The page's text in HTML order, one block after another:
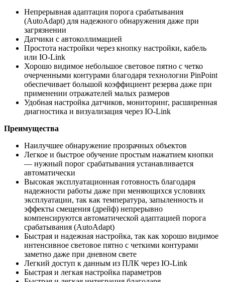
Непрерывная адаптация порога срабатывания
(AutoAdapt) для надежного обнаружения даже при
загрязнении
Датчики с автоколлимацией
Простота настройки через кнопку настройки, кабель
или IO-Link
Хорошо видимое небольшое световое пятно с четко
очерченными контурами благодаря технологии PinPoint
обеспечивает большой коэффициент резерва даже при
применении отражателей малых размеров
Удобная настройка датчиков, мониторинг, расширенная
диагностика и визуализация через IO-Link
Преимущества
Наилучшее обнаружение прозрачных объектов
Легкое и быстрое обучение простым нажатием кнопки
— нужный порог срабатывания устанавливается
автоматически
Высокая эксплуатационная готовность благодаря
надежности работы даже при меняющихся условиях
эксплуатации, так как температура, запыленность и
эффекты смещения (дрейф) непрерывно
компенсируются автоматической адаптацией порога
срабатывания (AutoAdapt)
Быстрая и надежная настройка, так как хорошо видимое
интенсивное световое пятно с четкими контурами
заметно даже при дневном свете
Легкий доступ к данным из ПЛК через IO-Link
Быстрая и легкая настройка параметров